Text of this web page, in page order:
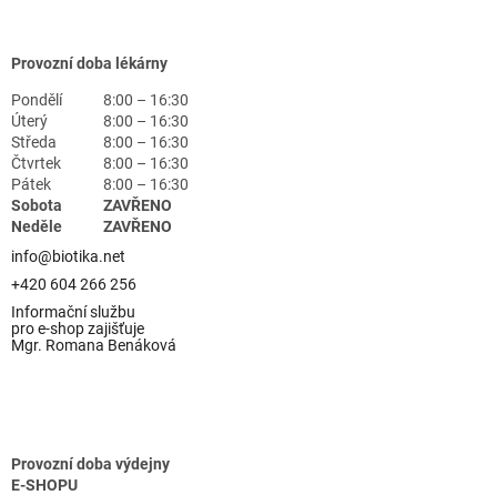
Provozní doba lékárny
Pondělí
8:00 – 16:30
Úterý
8:00 – 16:30
Středa
8:00 – 16:30
Čtvrtek
8:00 – 16:30
Pátek
8:00 – 16:30
Sobota
ZAVŘENO
Neděle
ZAVŘENO
info@biotika.net
+420 604 266 256
Informační službu
pro e-shop zajišťuje
Mgr. Romana Benáková
Provozní doba výdejny
E-SHOPU